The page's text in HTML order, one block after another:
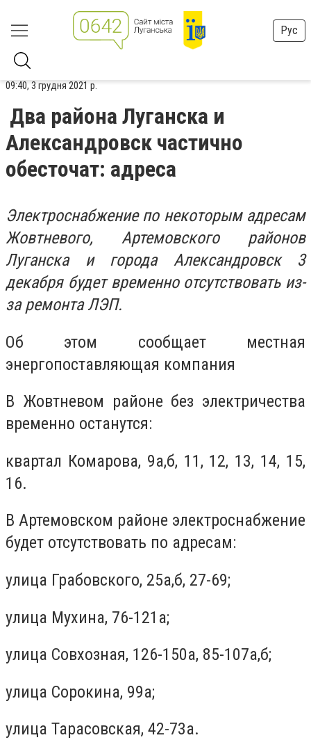
Рус
09:40, 3 грудня 2021 р.
Два района Луганска и
Александровск частично
обесточат: адреса
Электроснабжение по некоторым адресам
Жовтневого, Артемовского районов
Луганска и города Александровск 3
декабря будет временно отсутствовать из-
за ремонта ЛЭП.
Об этом сообщает местная
энергопоставляющая компания
В Жовтневом районе без электричества
временно останутся:
квартал Комарова, 9а,б, 11, 12, 13, 14, 15,
16.
В Артемовском районе электроснабжение
будет отсутствовать по адресам:
улица Грабовского, 25а,б, 27-69;
улица Мухина, 76-121а;
улица Совхозная, 126-150а, 85-107а,б;
улица Сорокина, 99а;
улица Тарасовская, 42-73а.